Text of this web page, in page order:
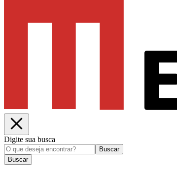
Digite sua busca
Buscar
Buscar